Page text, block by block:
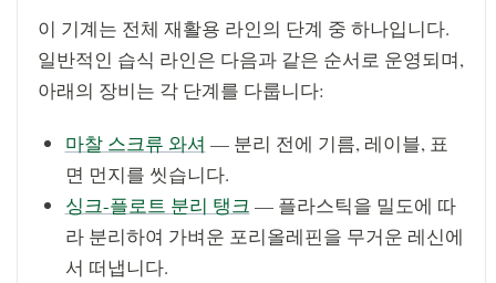
이 기계는 전체 재활용 라인의 단계 중 하나입니다.
일반적인 습식 라인은 다음과 같은 순서로 운영되며,
아래의 장비는 각 단계를 다룹니다:
마찰 스크류 와셔 — 분리 전에 기름, 레이블, 표
면 먼지를 씻습니다.
싱크-플로트 분리 탱크 — 플라스틱을 밀도에 따
라 분리하여 가벼운 포리올레핀을 무거운 레신에
서 떠냅니다.